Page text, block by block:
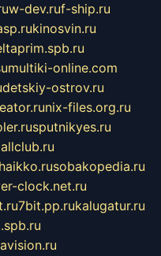
w-dev.ruf-ship.ru
kinosvin.ru
multiki-online.com
detskiy-ostrov.ru
nix-files.org.ru
sputnikyes.ru
haikko.rusobakopedia.ru
clock.net.ru
7bit.pp.rukalugatur.ru